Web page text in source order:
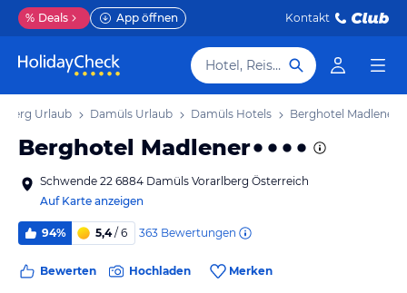
% Deals App öffnen Kontakt
Hotel, Reiseziel
Urlaub Damüls Urlaub Damüls Hotels Berghotel Madlener
Berghotel Madlener
Schwende 22 6884 Damüls Vorarlberg Österreich
Auf Karte anzeigen
94% 5,4/ 6 363 Bewertungen
Bewerten Hochladen Merken